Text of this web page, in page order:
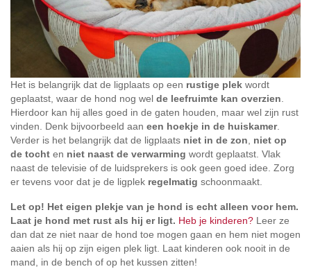
Het is belangrijk dat de ligplaats op een rustige plek wordt
geplaatst, waar de hond nog wel de leefruimte kan overzien.
Hierdoor kan hij alles goed in de gaten houden, maar wel zijn rust
vinden. Denk bijvoorbeeld aan een hoekje in de huiskamer.
Verder is het belangrijk dat de ligplaats niet in de zon, niet op
de tocht en niet naast de verwarming wordt geplaatst. Vlak
naast de televisie of de luidsprekers is ook geen goed idee. Zorg
er tevens voor dat je de ligplek regelmatig schoonmaakt.
Let op! Het eigen plekje van je hond is echt alleen voor hem.
Laat je hond met rust als hij er ligt. Heb je kinderen? Leer ze
dan dat ze niet naar de hond toe mogen gaan en hem niet mogen
aaien als hij op zijn eigen plek ligt. Laat kinderen ook nooit in de
mand, in de bench of op het kussen zitten!